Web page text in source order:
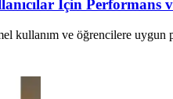
İçin Performans
ve öğrencilere uygun